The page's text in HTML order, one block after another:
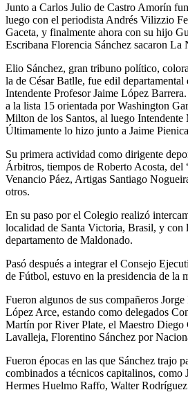
Junto a Carlos Julio de Castro Amorín
luego con el periodista Andrés Vilizzio
Gaceta, y finalmente ahora con su hijo
Escribana Florencia Sánchez sacaron La
Elio Sánchez, gran tribuno político,
la de César Batlle, fue edil departamental
Intendente Profesor Jaime López
a la lista 15 orientada por Washington
Milton de los Santos, al luego
Últimamente lo hizo junto a Jaime
Su primera actividad como dirigente
Árbitros, tiempos de Roberto Acosta, del
Venancio Páez, Artigas Santiago
otros.
En su paso por el Colegio realizó
localidad de Santa Victoria, Brasil, y con
departamento de Maldonado.
Pasó después a integrar el Consejo
de Fútbol, estuvo en la presidencia de la
Fueron algunos de sus compañeros
López Arce, estando como delegados
Martín por River Plate, el Maestro
Lavalleja, Florentino Sánchez por
Fueron épocas en las que Sánchez trajo
combinados a técnicos capitalinos, como
Hermes Huelmo Raffo, Walter